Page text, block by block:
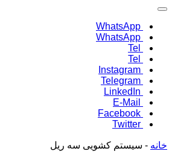
خانه - سیستم کشویی سه ریل